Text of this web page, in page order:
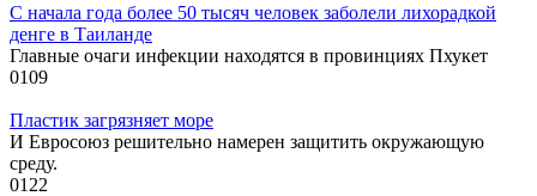
С начала года более 50 тысяч человек заболели лихорадкой
денге в Таиланде
Главные очаги инфекции находятся в провинциях Пхукет
0109
Пластик загрязняет море
И Евросоюз решительно намерен защитить окружающую
среду.
0122